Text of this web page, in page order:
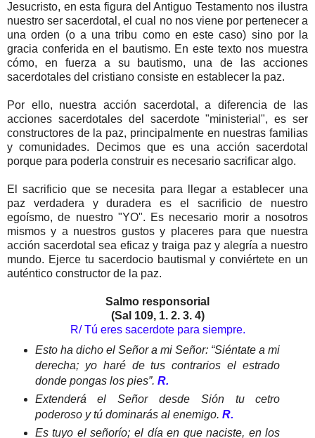
Jesucristo, en esta figura del Antiguo Testamento nos ilustra
nuestro ser sacerdotal, el cual no nos viene por pertenecer a
una orden (o a una tribu como en este caso) sino por la
gracia conferida en el bautismo. En este texto nos muestra
cómo, en fuerza a su bautismo, una de las acciones
sacerdotales del cristiano consiste en establecer la paz.
Por ello, nuestra acción sacerdotal, a diferencia de las
acciones sacerdotales del sacerdote "ministerial", es ser
constructores de la paz, principalmente en nuestras familias
y comunidades. Decimos que es una acción sacerdotal
porque para poderla construir es necesario sacrificar algo.
El sacrificio que se necesita para llegar a establecer una
paz verdadera y duradera es el sacrificio de nuestro
egoísmo, de nuestro "YO". Es necesario morir a nosotros
mismos y a nuestros gustos y placeres para que nuestra
acción sacerdotal sea eficaz y traiga paz y alegría a nuestro
mundo. Ejerce tu sacerdocio bautismal y conviértete en un
auténtico constructor de la paz.
Salmo responsorial
(Sal 109, 1. 2. 3. 4)
R/ Tú eres sacerdote para siempre.
Esto ha dicho el Señor a mi Señor: “Siéntate a mi
derecha; yo haré de tus contrarios el estrado
donde pongas los pies”. R.
Extenderá el Señor desde Sión tu cetro
poderoso y tú dominarás al enemigo. R.
Es tuyo el señorío; el día en que naciste, en los